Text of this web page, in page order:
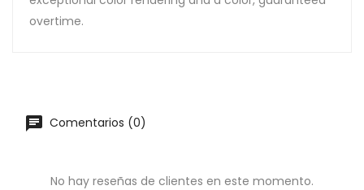
overtime.
Comentarios (0)
No hay reseñas de clientes en este momento.